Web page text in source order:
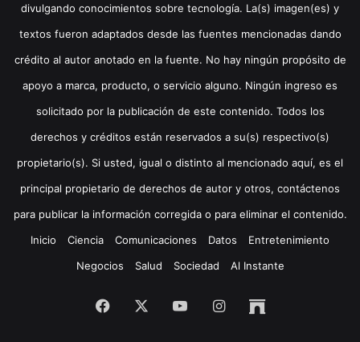
divulgando conocimientos sobre tecnología. La(s) imagen(es) y
textos fueron adaptados desde las fuentes mencionadas dando
crédito al autor anotado en la fuente. No hay ningún propósito de
apoyo a marca, producto, o servicio alguno. Ningún ingreso es
solicitado por la publicación de este contenido. Todos los
derechos y créditos están reservados a su(s) respectivo(s)
propietario(s). Si usted, igual o distinto al mencionado aquí, es el
principal propietario de derechos de autor y otros, contáctenos
para publicar la información corregida o para eliminar el contenido.
Inicio
Ciencia Comunicaciones Datos
Entretenimiento
Negocios
Salud Sociedad Al Instante
Facebook YouTubeInstagramArchive